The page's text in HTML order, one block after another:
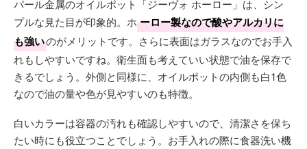
パール金属のオイルポット「ジーヴォ ホーロー」は、シン
プルな見た目が印象的。ホ ーロー製なので酸やアルカリに
も強いのがメリットです。さらに表面はガラスなのでお手入
れもしやすいですね。衛生面も考えていい状態で油を保存で
きるでしょう。外側と同様に、オイルポットの内側も白1色
なので油の量や色が見やすいのも特徴。
白いカラーは容器の汚れも確認しやすいので、清潔さを保ち
たい時にも役立つことでしょう。お手入れの際に食器洗い機